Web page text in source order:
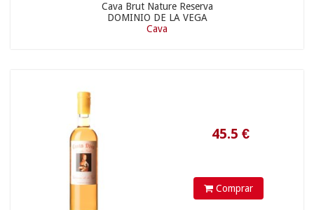
Cava Brut Nature Reserva
DOMINIO DE LA VEGA
Cava
Comprar
21.9